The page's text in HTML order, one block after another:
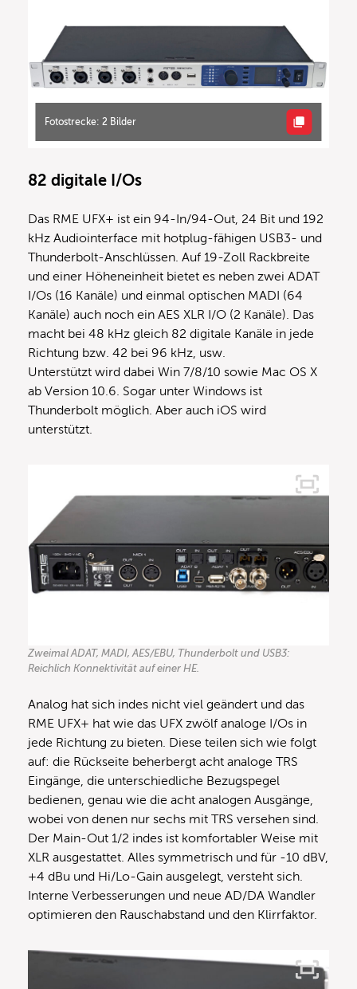
Fotostrecke: 2 Bilder
82 digitale I/Os
Das RME UFX+ ist ein 94-In/94-Out, 24 Bit und 192
kHz Audiointerface mit hotplug-fähigen USB3- und
Thunderbolt-Anschlüssen. Auf 19-Zoll Rackbreite
und einer Höheneinheit bietet es neben zwei ADAT
I/Os (16 Kanäle) und einmal optischen MADI (64
Kanäle) auch noch ein AES XLR I/O (2 Kanäle). Das
macht bei 48 kHz gleich 82 digitale Kanäle in jede
Richtung bzw. 42 bei 96 kHz, usw.
Unterstützt wird dabei Win 7/8/10 sowie Mac OS X
ab Version 10.6. Sogar unter Windows ist
Thunderbolt möglich. Aber auch iOS wird
unterstützt.
Zweimal ADAT, MADI, AES/EBU, Thunderbolt und USB3:
Reichlich Konnektivität auf einer HE.
Analog hat sich indes nicht viel geändert und das
RME UFX+ hat wie das UFX zwölf analoge I/Os in
jede Richtung zu bieten. Diese teilen sich wie folgt
auf: die Rückseite beherbergt acht analoge TRS
Eingänge, die unterschiedliche Bezugspegel
bedienen, genau wie die acht analogen Ausgänge,
wobei von denen nur sechs mit TRS versehen sind.
Der Main-Out 1/2 indes ist komfortabler Weise mit
XLR ausgestattet. Alles symmetrisch und für -10 dBV,
+4 dBu und Hi/Lo-Gain ausgelegt, versteht sich.
Interne Verbesserungen und neue AD/DA Wandler
optimieren den Rauschabstand und den Klirrfaktor.